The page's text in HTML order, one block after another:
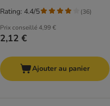
Prix conseillé4,99 €
2,12 €
Rating: 4.4/5 (36)
Ajouter au panier